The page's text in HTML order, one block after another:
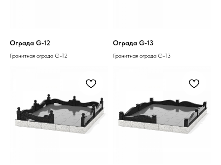
Ограда G-12
Гранитная ограда G-12
Ограда G-13
Гранитная ограда G-13